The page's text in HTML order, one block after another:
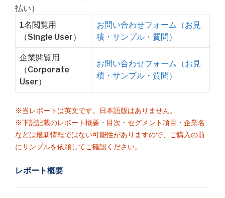
払い）
1名閲覧用
（Single User）
お問い合わせフォーム（お見
積・サンプル・質問）
企業閲覧用
（Corporate
User）
お問い合わせフォーム（お見
積・サンプル・質問）
※当レポートは英文です。日本語版はありません。
※下記記載のレポート概要・目次・セグメント項目・企業名
などは最新情報ではない可能性がありますので、ご購入の前
にサンプルを依頼してご確認ください。
レポート概要